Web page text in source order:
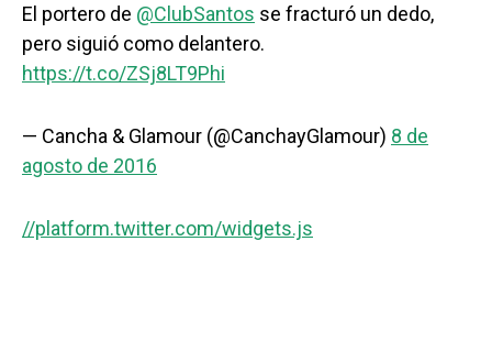
El portero de @ClubSantos se fracturó un dedo,
pero siguió como delantero.
https://t.co/ZSj8LT9Phi
— Cancha & Glamour (@CanchayGlamour) 8 de
agosto de 2016
//platform.twitter.com/widgets.js